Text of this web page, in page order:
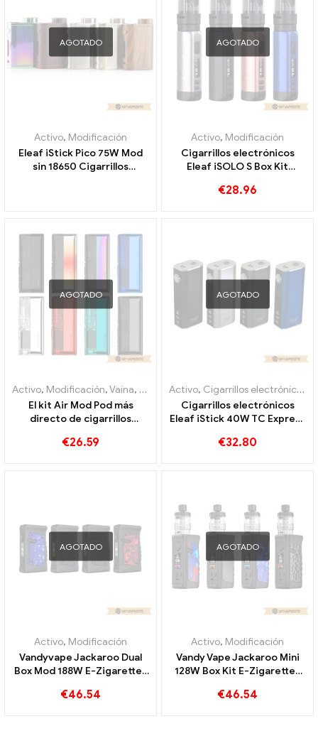
AGOTADO
Activo, Modificación
Eleaf iStick Pico 75W Mod
sin 18650 Cigarrillos
AGOTADO
Activo, Modificación
Cigarrillos electrónicos
Eleaf iSOLO S Box Kit
personalizados
€28.96
AGOTADO
Activo, Modificación,Vaina, Evaporador
El kit Air Mod Pod más
directo de cigarrillos
por mayor, personalizado
€26.59
AGOTADO
Activo, Cigarrillos electrónicos desechables Bélgica
Cigarrillos electrónicos
Eleaf iStick 40W TC Express
personalizados
€32.80
AGOTADO
Activo, Modificación
Vandyvape Jackaroo Dual
Box Mod 188W E-Zigaretten
€46.54
AGOTADO
Activo, Modificación
Vandy Vape Jackaroo Mini
128W Box Kit E-Zigaretten
€46.54